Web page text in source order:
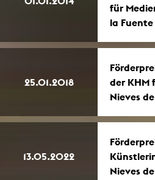
für
la
25.01.2018
der KHM
Nieves
13.05.2022
Nieves